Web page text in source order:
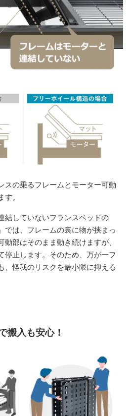
スの乗るフレームとモーター可動
。
結していないフランスベッドの
では、フレームの裏に物が挟まっ
部はそのまま動き続けますが、
停止します。そのため、万が一フ
、怪我のリスクを最小限に抑える
搬入も安心！